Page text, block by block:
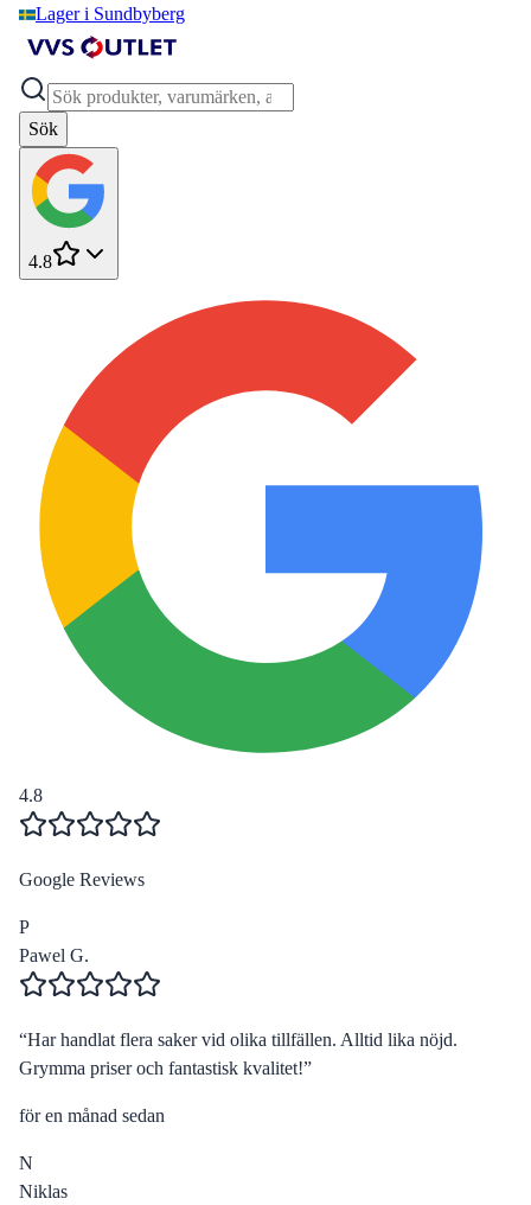
Lager i Sundbyberg
Sök
4.8
4.8
Google Reviews
P
Pawel G.
“Har handlat flera saker vid olika tillfällen. Alltid lika nöjd.
Grymma priser och fantastisk kvalitet!”
för en månad sedan
N
Niklas